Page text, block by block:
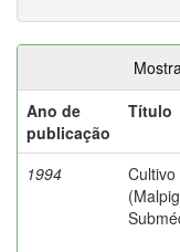
Ano de
publicação
Título
1994